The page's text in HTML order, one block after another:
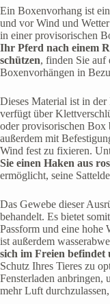
Ein Boxenvorhang ist
und vor Wind und
in einer provisorischen
Ihr Pferd nach einem
schützen, finden Sie auf
Boxenvorhängen in
Dieses Material ist in der
verfügt über
oder provisorischen Box
außerdem mit
Wind fest zu fixieren.
Sie einen Haken aus
ermöglicht, seine
Das Gewebe dieser
behandelt. Es bietet
Passform und eine hohe
ist außerdem
sich im Freien befindet
Schutz Ihres Tieres zu
Fensterladen anbringen,
mehr Luft